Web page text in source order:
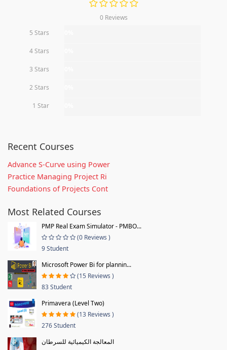
0 Reviews
5 Stars
4 Stars
3 Stars
2 Stars
1 Star
Recent Courses
Advance S-Curve using Power
Practice Managing Project Ri
Foundations of Projects Cont
Most Related Courses
PMP Real Exam Simulator - PMBO...
(0 Reviews )
9 Student
Microsoft Power Bi for plannin...
(15 Reviews )
83 Student
Primavera (Level Two)
(13 Reviews )
276 Student
المعالجة الكيميائية للسرطان